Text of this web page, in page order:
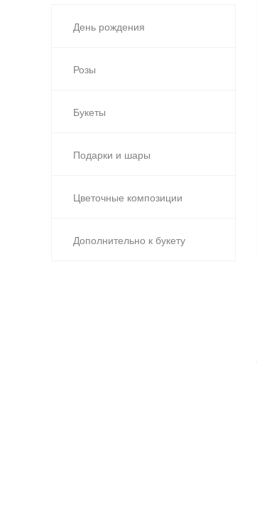
День рождения
Розы
Букеты
Подарки и шары
Цветочные композиции
Дополнительно к букету